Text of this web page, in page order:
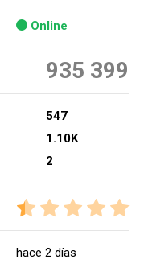
Online
935 399
547
1.10K
2
hace 2 días